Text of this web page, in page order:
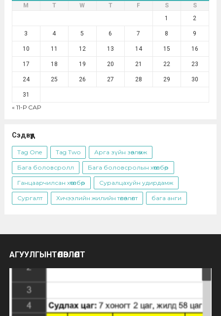
М Т W Т F S
S
1
2
3 4 5 6 7 8 9
10 11 12 13 14 15 16
17 18 19 20 21 22 23
24 25 26 27 28 29 30
31
« 11-Р САР
Сэдвүүд
Tag One Tag Two Арга зүйн зөвлөмж
Бага боловсролл Бага боловсролын хөтөлбөр
Ганцаарчилсан хөтөлбөр Суралцахуйн удирдамж
Сургалт Хичээлийн жилийн төлөвлөлт бага анги
АГУУЛГЫНТӨЛӨВЛӨЛТ